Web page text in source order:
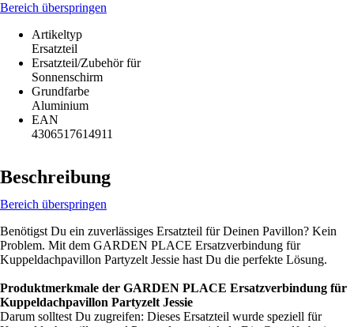
Bereich überspringen
Artikeltyp
Ersatzteil
Ersatzteil/Zubehör für
Sonnenschirm
Grundfarbe
Aluminium
EAN
4306517614911
Beschreibung
Bereich überspringen
Benötigst Du ein zuverlässiges Ersatzteil für Deinen Pavillon? Kein
Problem. Mit dem GARDEN PLACE Ersatzverbindung für
Kuppeldachpavillon Partyzelt Jessie hast Du die perfekte Lösung.
Produktmerkmale der GARDEN PLACE Ersatzverbindung für
Kuppeldachpavillon Partyzelt Jessie
Darum solltest Du zugreifen: Dieses Ersatzteil wurde speziell für